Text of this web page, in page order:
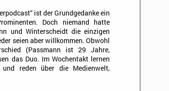
ist der Grundgedanke ein
Doch niemand hatte
und Winterscheidt die einzigen
seien aber willkommen. Obwohl
(Passmann ist 29 Jahre,
das Duo. Im Wochentakt lernen
reden über die Medienwelt,